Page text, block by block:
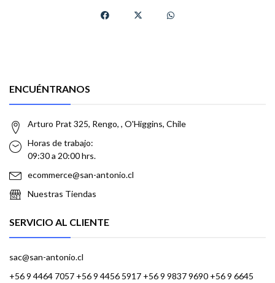
ENCUÉNTRANOS
Arturo Prat 325, Rengo, , O'Higgins, Chile
Horas de trabajo:
09:30 a 20:00 hrs.
ecommerce@san-antonio.cl
Nuestras Tiendas
SERVICIO AL CLIENTE
sac@san-antonio.cl
+56 9 4464 7057 +56 9 4456 5917 +56 9 9837 9690 +56 9 6645